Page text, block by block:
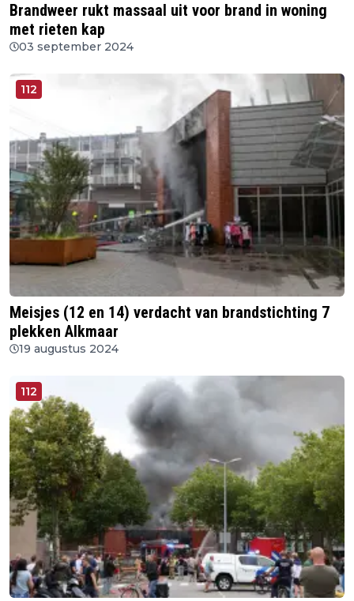
Brandweer rukt massaal uit voor brand in woning
met rieten kap
03 september 2024
112
Meisjes (12 en 14) verdacht van brandstichting 7
plekken Alkmaar
19 augustus 2024
112